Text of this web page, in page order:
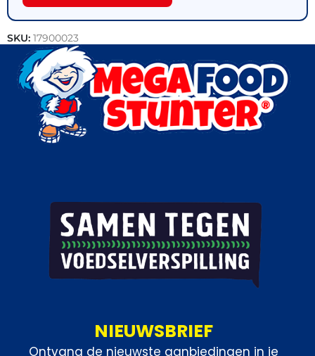
SKU: 17900023
Categorieën:Bakkerij
NIEUWSBRIEF
Ontvang de nieuwste aanbiedingen in je